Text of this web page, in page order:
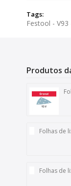
Tags:
Festool - V93
Produtos
Folhas de
Folhas de